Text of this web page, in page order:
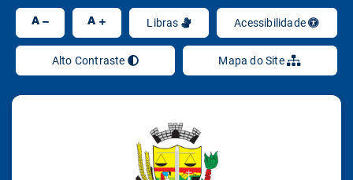
A A Libras Acessibilidade
Alto Contraste Mapa do Site